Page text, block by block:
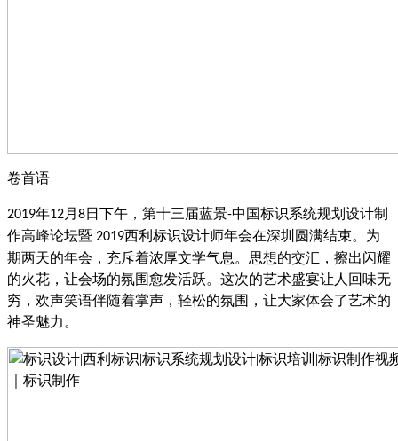
卷首语
2019年12月 8日下午，第十三届蓝景-中国标识系统规划设计制
作高峰论坛暨 2019西利标识设计师年会在深圳圆满结束。为
期两天的年会，充斥着浓厚文学气息。思想的交汇，擦出闪耀
的火花，让会场的氛围愈发活跃。这次的艺术盛宴让人回味无
穷，欢声笑语伴随着掌声，轻松的氛围，让大家体会了艺术的
神圣魅力。